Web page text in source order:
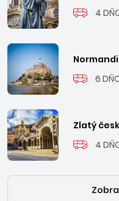
4
6
Zlatý
4